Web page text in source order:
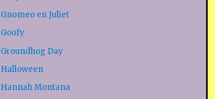
Gnomeo en Juliet
Goofy
Groundhog Day
Halloween
Hannah Montana